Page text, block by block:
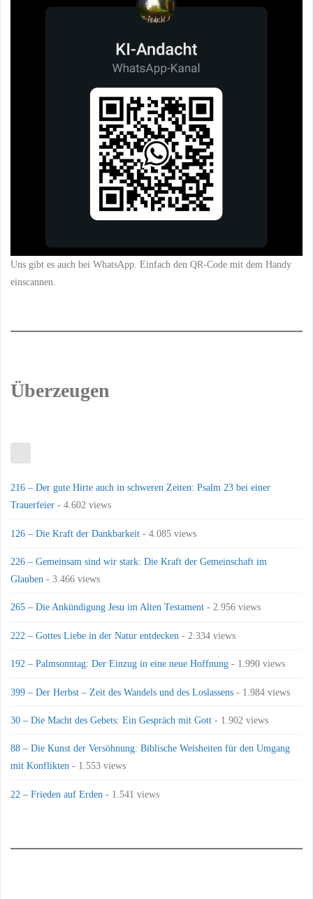
Uns gibt es auch bei WhatsApp. Einfach den QR-Code mit dem Handy
einscannen.
Überzeugen
216 – Der gute Hirte auch in schweren Zeiten: Psalm 23 bei einer
Trauerfeier - 4.602 views
126 – Die Kraft der Dankbarkeit - 4.085 views
226 – Gemeinsam sind wir stark: Die Kraft der Gemeinschaft im
Glauben - 3.466 views
265 – Die Ankündigung Jesu im Alten Testament - 2.956 views
222 – Gottes Liebe in der Natur entdecken - 2.334 views
192 – Palmsonntag: Der Einzug in eine neue Hoffnung - 1.990 views
399 – Der Herbst – Zeit des Wandels und des Loslassens - 1.984 views
30 – Die Macht des Gebets: Ein Gespräch mit Gott - 1.902 views
88 – Die Kunst der Versöhnung: Biblische Weisheiten für den Umgang
mit Konflikten - 1.553 views
22 – Frieden auf Erden - 1.541 views